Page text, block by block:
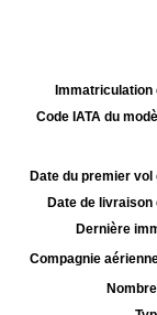
Immatriculation
Code IATA du
Date du premier vol
Date de livraison
Dernière
Compagnie